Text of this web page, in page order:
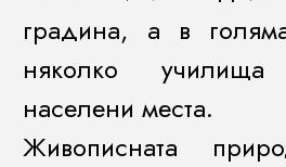
градина, а в
няколко
населени места.
Живописната